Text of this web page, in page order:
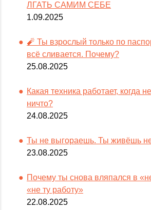
ЛГАТЬ САМИМ СЕБЕ
1.09.2025
🧨 Ты взрослый только по
всё сливается. Почему?
25.08.2025
Какая техника работает, когда
ничто?
24.08.2025
Ты не выгораешь. Ты живёшь
23.08.2025
Почему ты снова вляпался в
«не ту работу»
22.08.2025